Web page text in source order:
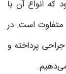
که انواع آن با
متفاوت است. در
پرداخته و